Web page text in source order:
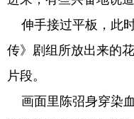
伸手接过平板，此
传》剧组所放出来的
片段。
画面里陈弨身穿染